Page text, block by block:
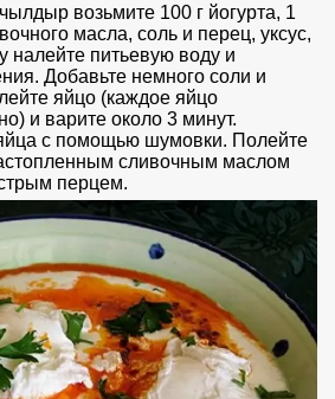
возьмите 100 г йогурта, 1
масла, соль и перец, уксус,
налейте питьевую воду и
Добавьте немного соли и
яйцо (каждое яйцо
и варите около 3 минут.
с помощью шумовки. Полейте
сливочным маслом
перцем.